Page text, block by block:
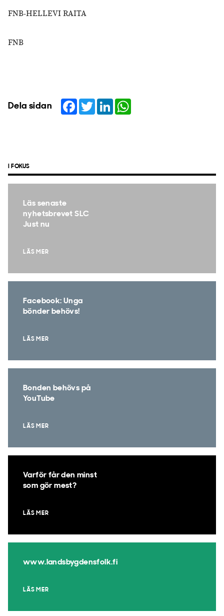
FNB-HELLEVI RAITA
FNB
Dela sidan Facebook
TwitterLinkedIn
I FOKUS
Läs senaste
nyhetsbrevet SLC
Just nu
LÄS MER
Facebook: Unga
bönder behövs!
LÄS MER
Bonden behövs på
YouTube
LÄS MER
Varför får den minst
som gör mest?
LÄS MER
www.landsbygdensfolk.fi
LÄS MER